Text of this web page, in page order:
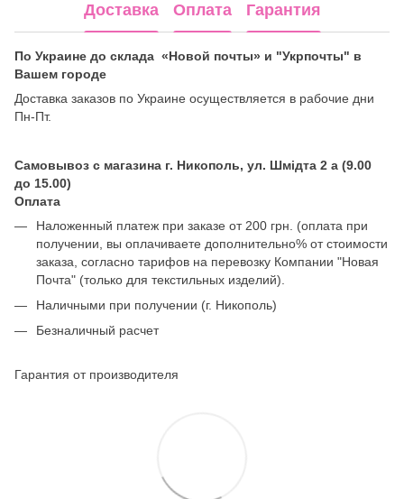
Доставка Оплата Гарантия
По Украине до склада «Новой почты» и "Укрпочты" в
Вашем городе
Доставка заказов по Украине осуществляется в рабочие дни
Пн-Пт.
Самовывоз с магазина г. Никополь, ул. Шмідта 2 а (9.00
до 15.00)
Оплата
Наложенный платеж при заказе от 200 грн. (оплата при
получении, вы оплачиваете дополнительно% от стоимости
заказа, согласно тарифов на перевозку Компании "Новая
Почта" (только для текстильных изделий).
Наличными при получении (г. Никополь)
Безналичный расчет
Гарантия от производителя